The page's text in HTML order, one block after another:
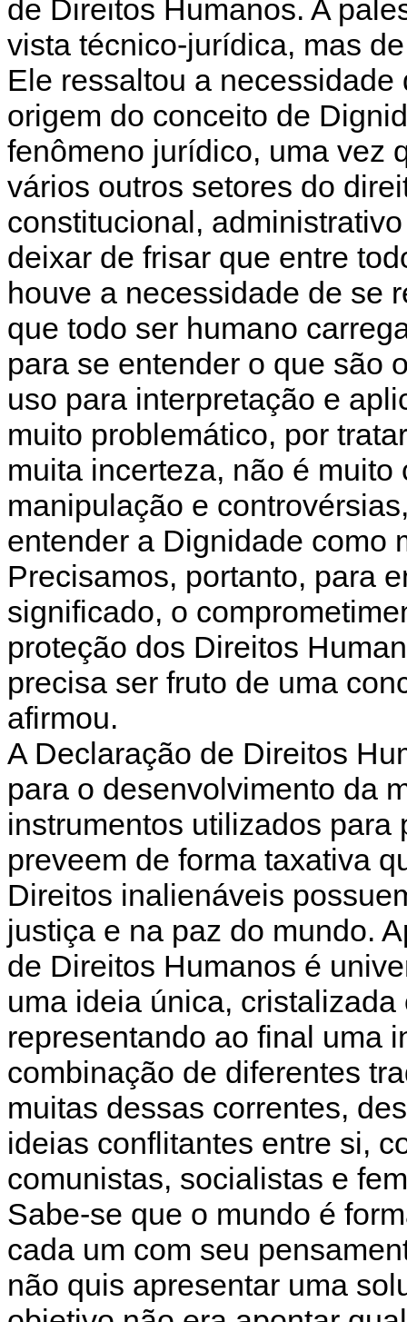
de Direitos Humanos. A
vista técnico-jurídica, mas
Ele ressaltou a
origem do conceito de
fenômeno jurídico, uma vez
vários outros setores do
constitucional,
deixar de frisar que entre
houve a necessidade de se
que todo ser humano
para se entender o que são
uso para interpretação e
muito problemático, por
muita incerteza, não é
manipulação e
entender a Dignidade como
Precisamos, portanto, para
significado, o
proteção dos Direitos
precisa ser fruto de uma
afirmou.
A Declaração de Direitos
para o desenvolvimento da
instrumentos utilizados
preveem de forma taxativa
Direitos inalienáveis
justiça e na paz do mundo.
de Direitos Humanos é
uma ideia única,
representando ao final uma
combinação de diferentes
muitas dessas correntes,
ideias conflitantes entre si,
comunistas, socialistas e
Sabe-se que o mundo é
cada um com seu
não quis apresentar uma